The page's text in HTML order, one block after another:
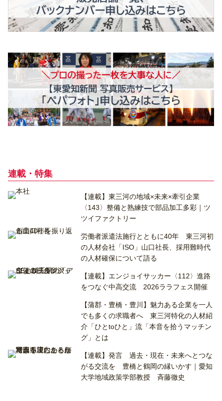
連載・特集
【連載】東三河の地域×未来×牽引企業
〈143〉整備と熟練技で部品加工多彩｜ツ
ツイファクトリー
労働者派遣法施行とともに40年 東三河初
の人材会社「ISO」山口社長、採用難時代
の人材確保について語る
【連載】エンジョイサッカー〈112〉進路
をつなぐ中高交流 2026ララフェス開催
【蒲郡・豊橋・豊川】魅力ある企業を一人
でも多くの求職者へ 東三河特化の人材紹
介「ひとtoひと」流「本音を拾うマッチン
グ」とは
【連載】発言 過去・現在・未来へとつな
がる交流を 豊橋と鶴岡の縁いかす｜愛知
大学地域政策学部教授 斉藤徹史